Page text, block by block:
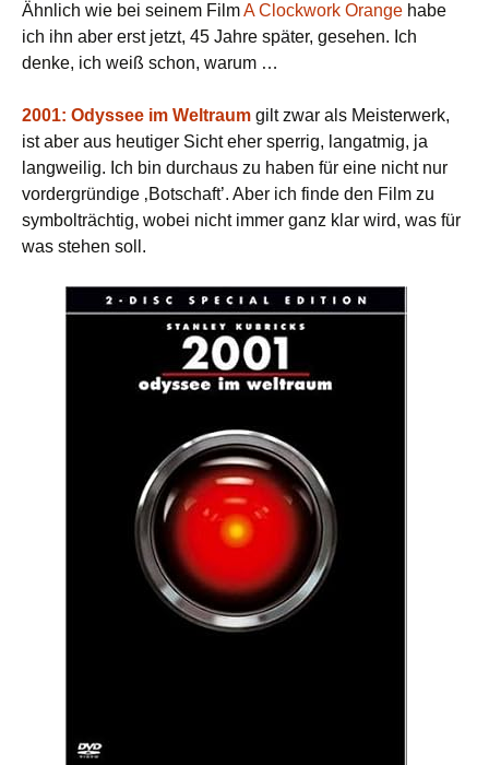
Ähnlich wie bei seinem FilmA Clockwork Orange habe
ich ihn aber erst jetzt, 45 Jahre später, gesehen. Ich
denke, ich weiß schon, warum …
2001: Odyssee im Weltraum gilt zwar als Meisterwerk,
ist aber aus heutiger Sicht eher sperrig, langatmig, ja
langweilig. Ich bin durchaus zu haben für eine nicht nur
vordergründige ‚Botschaft’. Aber ich finde den Film zu
symbolträchtig, wobei nicht immer ganz klar wird, was für
was stehen soll.